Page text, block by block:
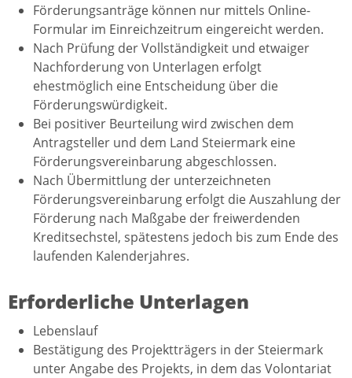
Förderungsanträge können nur mittels Online-
Formular im Einreichzeitrum eingereicht werden.
Nach Prüfung der Vollständigkeit und etwaiger
Nachforderung von Unterlagen erfolgt
ehestmöglich eine Entscheidung über die
Förderungswürdigkeit.
Bei positiver Beurteilung wird zwischen dem
Antragsteller und dem Land Steiermark eine
Förderungsvereinbarung abgeschlossen.
Nach Übermittlung der unterzeichneten
Förderungsvereinbarung erfolgt die Auszahlung der
Förderung nach Maßgabe der freiwerdenden
Kreditsechstel, spätestens jedoch bis zum Ende des
laufenden Kalenderjahres.
Erforderliche Unterlagen
Lebenslauf
Bestätigung des Projektträgers in der Steiermark
unter Angabe des Projekts, in dem das Volontariat